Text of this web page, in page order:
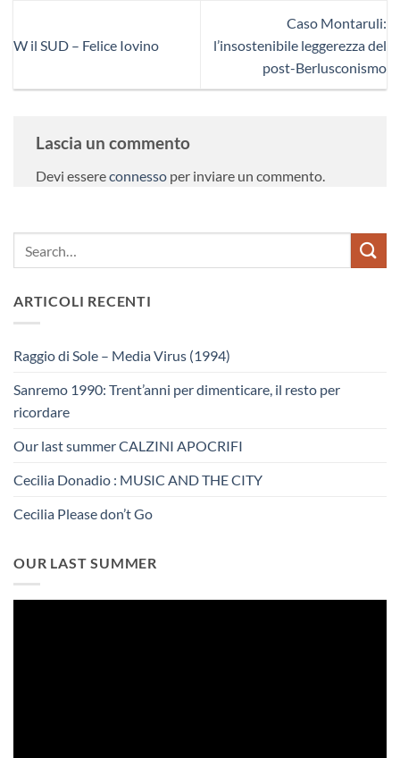
W il SUD – Felice Iovino
Caso Montaruli:
l’insostenibile leggerezza del
post-Berlusconismo
Lascia un commento
Devi essereconnesso per inviare un commento.
ARTICOLI RECENTI
Raggio di Sole – Media Virus (1994)
Sanremo 1990: Trent’anni per dimenticare, il resto per
ricordare
Our last summer CALZINI APOCRIFI
Cecilia Donadio : MUSIC AND THE CITY
Cecilia Please don’t Go
OUR LAST SUMMER